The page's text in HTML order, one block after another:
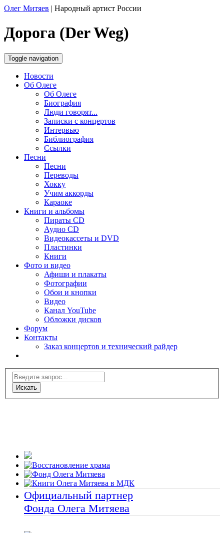
Олег Митяев | Народный артист России
Дорога (Der Weg)
Toggle navigation
Новости
Об Олеге
Об Олеге
Биография
Люди говорят...
Записки с концертов
Интервью
Библиография
Ссылки
Песни
Песни
Переводы
Хокку
Учим аккорды
Караоке
Книги и альбомы
Пираты CD
Аудио CD
Видеокассеты и DVD
Пластинки
Книги
Фото и видео
Афиши и плакаты
Фотографии
Обои и кнопки
Видео
Канал YouTube
Обложки дисков
Форум
Контакты
Заказ концертов и технический райдер
Искать
Официальный партнер
Фонда Олега Митяева